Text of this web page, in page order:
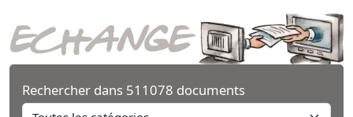
Rechercher dans 511078 documents